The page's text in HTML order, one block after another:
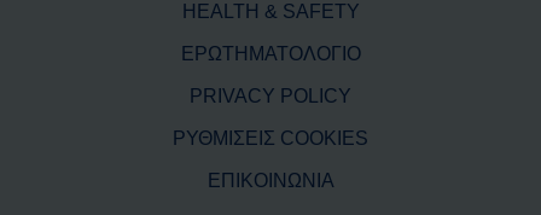
HEALTH & SAFETY
ΕΡΩΤΗΜΑΤΟΛΟΓΙΟ
PRIVACY POLICY
ΡΥΘΜΙΣΕΙΣ COOKIES
ΕΠΙΚΟΙΝΩΝΙΑ